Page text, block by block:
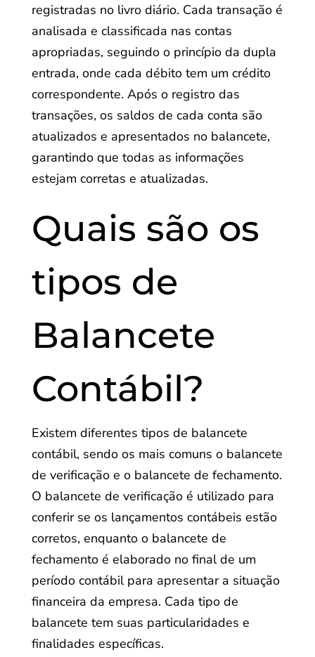
registradas no livro diário. Cada transação é
analisada e classificada nas contas
apropriadas, seguindo o princípio da dupla
entrada, onde cada débito tem um crédito
correspondente. Após o registro das
transações, os saldos de cada conta são
atualizados e apresentados no balancete,
garantindo que todas as informações
estejam corretas e atualizadas.
Quais são os
tipos de
Balancete
Contábil?
Existem diferentes tipos de balancete
contábil, sendo os mais comuns o balancete
de verificação e o balancete de fechamento.
O balancete de verificação é utilizado para
conferir se os lançamentos contábeis estão
corretos, enquanto o balancete de
fechamento é elaborado no final de um
período contábil para apresentar a situação
financeira da empresa. Cada tipo de
balancete tem suas particularidades e
finalidades específicas.